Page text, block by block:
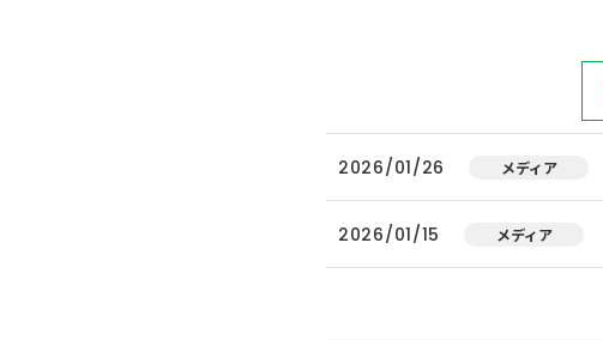
2026/01/26 メディア
2026/01/15 メディア